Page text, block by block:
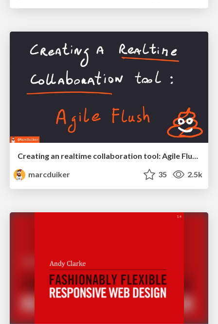
Creating an realtime collaboration tool: Agile Flush - .NET Oxford
marcduiker
35 2.5k